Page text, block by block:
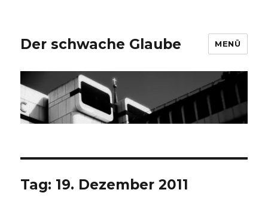
Der schwache Glaube MENÜ
Tag: 19. Dezember 2011